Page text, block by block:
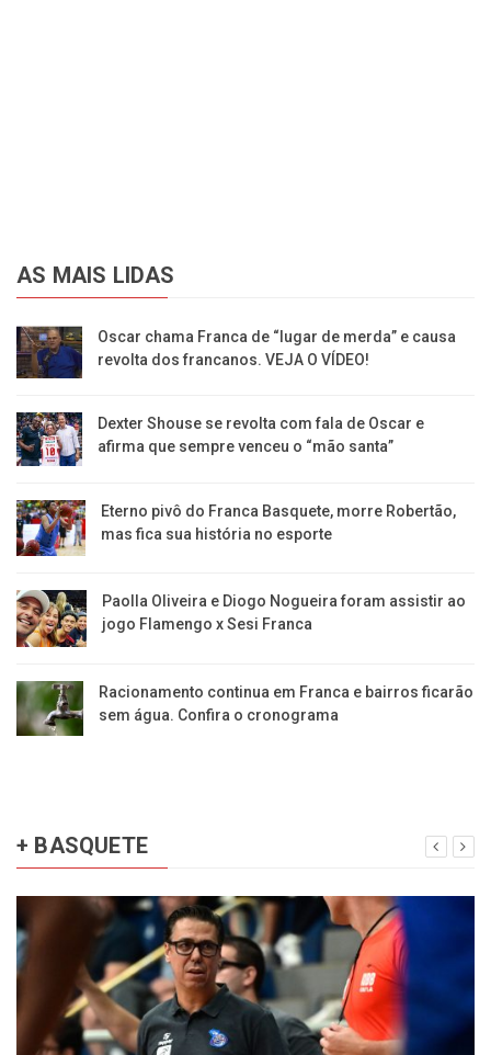
AS MAIS LIDAS
Oscar chama Franca de “lugar de merda” e causa
revolta dos francanos. VEJA O VÍDEO!
Dexter Shouse se revolta com fala de Oscar e
afirma que sempre venceu o “mão santa”
Eterno pivô do Franca Basquete, morre Robertão,
mas fica sua história no esporte
Paolla Oliveira e Diogo Nogueira foram assistir ao
jogo Flamengo x Sesi Franca
Racionamento continua em Franca e bairros ficarão
sem água. Confira o cronograma
+ BASQUETE